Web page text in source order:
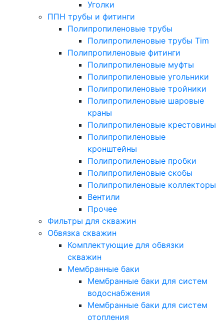
Уголки
ППН трубы и фитинги
Полипропиленовые трубы
Полипропиленовые трубы Tim
Полипропиленовые фитинги
Полипропиленовые муфты
Полипропиленовые угольники
Полипропиленовые тройники
Полипропиленовые шаровые
краны
Полипропиленовые крестовины
Полипропиленовые
кронштейны
Полипропиленовые пробки
Полипропиленовые скобы
Полипропиленовые коллекторы
Вентили
Прочее
Фильтры для скважин
Обвязка скважин
Комплектующие для обвязки
скважин
Мембранные баки
Мембранные баки для систем
водоснабжения
Мембранные баки для систем
отопления